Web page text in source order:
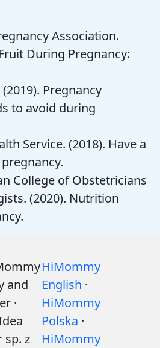
Association.
During Pregnancy:
Pregnancy
to avoid during
Service. (2018). Have a
College of Obstetricians
(2020). Nutrition
and
·
sp. z
HiMommy
English ·
HiMommy
Polska ·
HiMommy